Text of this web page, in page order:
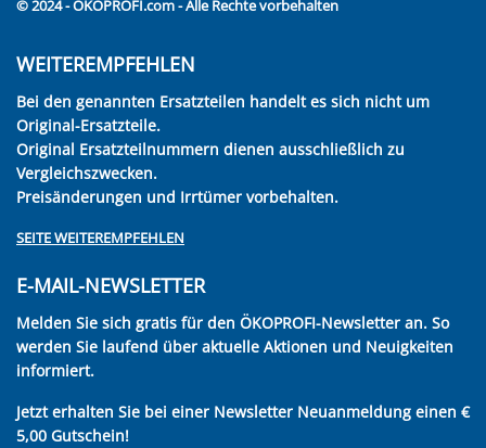
© 2024 - ÖKOPROFI.com - Alle Rechte vorbehalten
WEITEREMPFEHLEN
Bei den genannten Ersatzteilen handelt es sich nicht um
Original-Ersatzteile.
Original Ersatzteilnummern dienen ausschließlich zu
Vergleichszwecken.
Preisänderungen und Irrtümer vorbehalten.
SEITE WEITEREMPFEHLEN
E-MAIL-NEWSLETTER
Melden Sie sich gratis für den ÖKOPROFI-Newsletter an. So
werden Sie laufend über aktuelle Aktionen und Neuigkeiten
informiert.
Jetzt erhalten Sie bei einer Newsletter Neuanmeldung einen €
5,00 Gutschein!